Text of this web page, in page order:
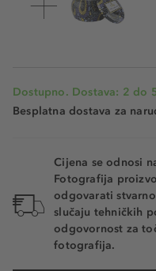
Dostupno. Dostava: 2 do
Besplatna dostava za
Cijena se odnosi
Fotografija
odgovarati
slučaju tehničkih
odgovornost za
fotografija.